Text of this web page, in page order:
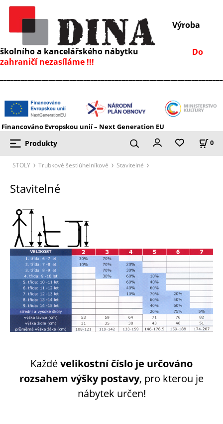
Výroba
školního a kancelářského nábytku Do
zahraničí nezasíláme !!!
Financováno Evropskou unií – Next Generation EU
Produkty 0
STOLY Trubkové šestiúhelníkové Stavitelné
Stavitelné
Každévelikostní číslo je určováno
rozsahem výšky postavy, pro kterou je
nábytek určen!